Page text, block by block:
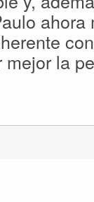
ahora
la